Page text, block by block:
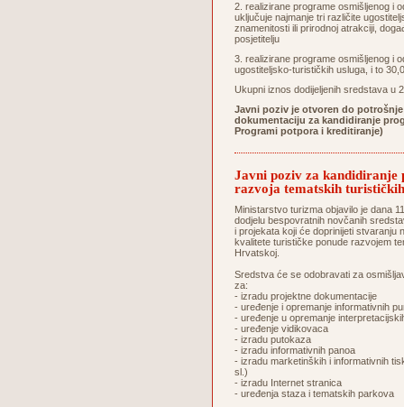
2. realizirane programe osmišljenog i
uključuje najmanje tri različite
znamenitosti ili prirodnoj atrakciji,
posjetitelju
3. realizirane programe osmišljenog i
ugostiteljsko-turističkih usluga, i to
Ukupni iznos dodijeljenih sredstava u
Javni poziv je otvoren do
dokumentaciju za kandidiranje
Programi potpora i kreditiranje)
Javni poziv za kandidiranje
razvoja tematskih
Ministarstvo turizma objavilo je dana
dodjelu bespovratnih novčanih
i projekata koji će doprinijeti stvaranju
kvalitete turističke ponude razvojem
Hrvatskoj.
Sredstva će se odobravati za
za:
- izradu projektne dokumentacije
- uređenje i opremanje informativnih
- uređenje u opremanje
- uređenje vidikovaca
- izradu putokaza
- izradu informativnih panoa
- izradu marketinških i informativnih
sl.)
- izradu Internet stranica
- uređenja staza i tematskih parkova